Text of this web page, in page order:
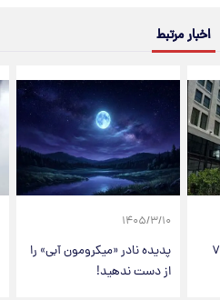
اخبار مرتبط
انفجار در بانکی در آمریکا؛ ۷
۱۴۰۵/۳/۱۰
پدیده نادر «میکرومون آبی» را
از دست ندهید!